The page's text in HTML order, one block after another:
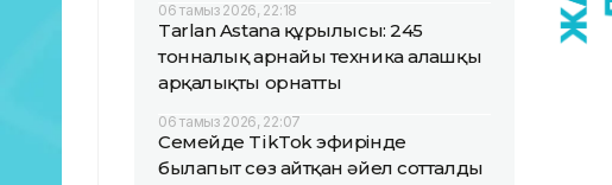
06 тамыз 2026, 22:18
Tarlan Astana құрылысы: 245
тонналық арнайы техника алғашқы
арқалықты орнатты
06 тамыз 2026, 22:07
Семейде TikTok эфирінде
былапыт сөз айтқан әйел сотталды